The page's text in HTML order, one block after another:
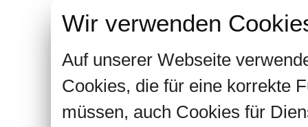
Wir verwenden
Auf unserer Webseite
Cookies, die für eine korrekte
müssen, auch Cookies für